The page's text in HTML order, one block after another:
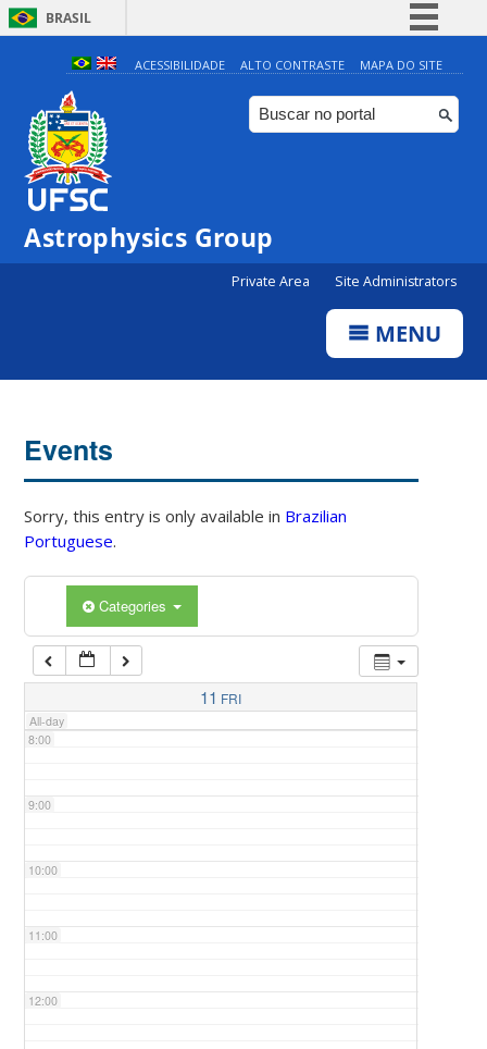
BRASIL
Simplifique!
Comunica BR
Participe
ACESSIBILIDADE ALTO CONTRASTE MAPA DO SITE
Astrophysics Group
Private Area Site Administrators
MENU
Events
Sorry, this entry is only available in Brazilian
Portuguese.
Categories
11 FRI
All-day
4:00
5:00
7:00
8:00
9:00
10:00
11:00
12:00